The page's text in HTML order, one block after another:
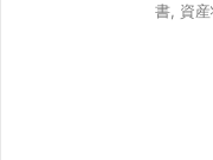
書 資